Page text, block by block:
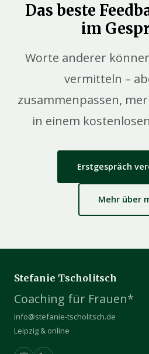
Das beste
im
Worte anderer
vermitteln –
zusammenpassen,
in einem
Erstgespräch
Mehr über
Stefanie Tscholitsch
Coaching für Frauen*
info@stefanie-tscholitsch.de
Leipzig & online